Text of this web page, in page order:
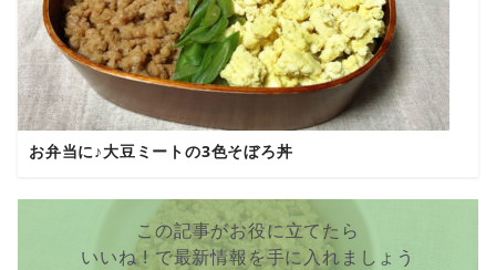
お弁当に♪大豆ミートの3色そぼろ丼
この記事がお役に立てたら
いいね ! で最新情報を手に入れましょう